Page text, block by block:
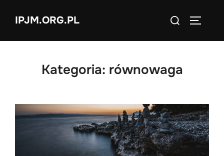
IPJM.ORG.PL
Search
Kategoria: równowaga